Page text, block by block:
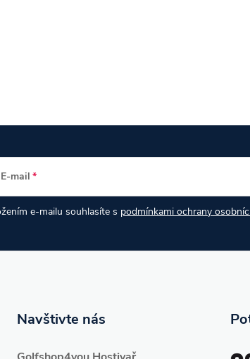
E-mail
e-mailu souhlasíte s podmínkami ochrany
Navštivte nás